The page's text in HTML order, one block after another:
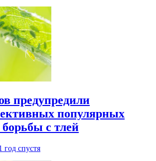
предупредили
популярных
борьбы с тлей
год спустя